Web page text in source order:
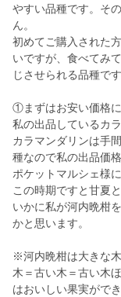
やすい品種です。そ
ん。
初めてご購入された
いですが、食べてみ
じさせられる品種です
①まずはお安い価格
私の出品しているカ
カラマンダリンは手
種なので私の出品価
ポケットマルシェ様
この時期ですと甘夏
いかに私が河内晩柑
かと思います。
※河内晩柑は大きな
木＝古い木＝古い木
はおいしい果実がで